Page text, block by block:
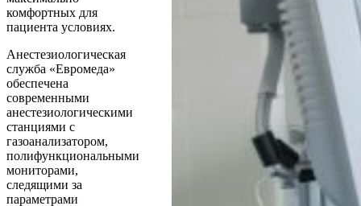
комфортных для
пациента условиях.
Анестезиологическая
служба «Евромеда»
обеспечена
современными
анестезиологическими
станциями с
газоанализатором,
полифункциональными
мониторами,
следящими за
параметрами